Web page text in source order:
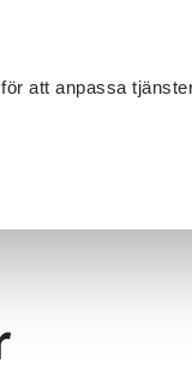
att anpassa